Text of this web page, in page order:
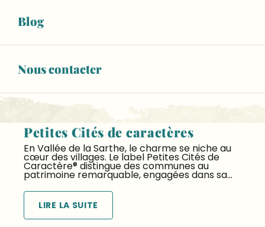
Blog
Nous contacter
Solesmes, en plein cœur de la Sarthe, est une
destination incontournable pour les amateurs
L’Abbaye de Solesmes attire par son...
Petites Cités de caractères
En Vallée de la Sarthe, le charme se niche au
cœur des villages. Le label Petites Cités de
Caractère® distingue des communes au
patrimoine remarquable, engagées dans sa...
LIRE LA SUITE